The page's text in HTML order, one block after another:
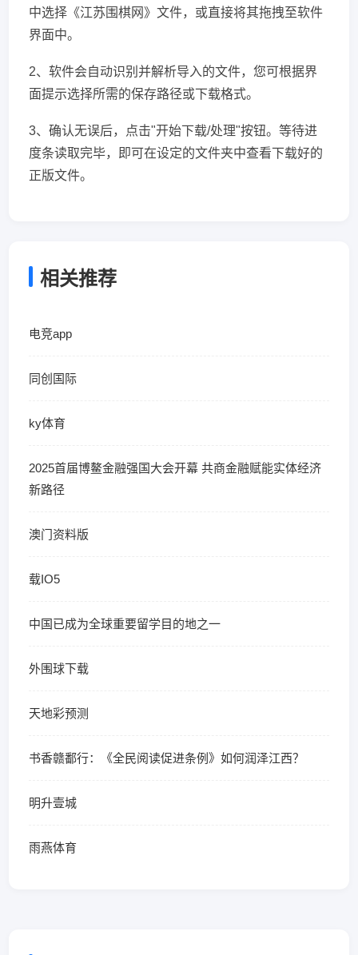
中选择《江苏围棋网》文件，或直接将其拖拽至软件
界面中。
2、软件会自动识别并解析导入的文件，您可根据界
面提示选择所需的保存路径或下载格式。
3、确认无误后，点击"开始下载/处理"按钮。等待进
度条读取完毕，即可在设定的文件夹中查看下载好的
正版文件。
相关推荐
电竞app
同创国际
ky体育
2025首届博鳌金融强国大会开幕 共商金融赋能实体经济
新路径
澳门资料版
载IO5
中国已成为全球重要留学目的地之一
外围球下载
天地彩预测
书香赣鄱行：《全民阅读促进条例》如何润泽江西？
明升壹城
雨燕体育